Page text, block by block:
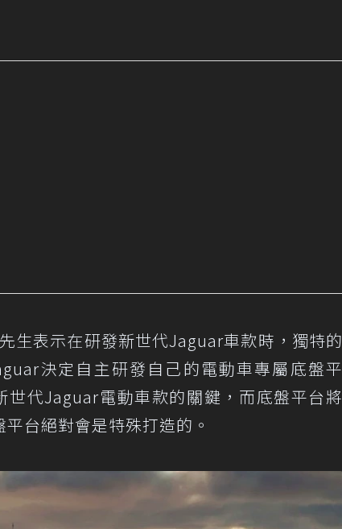
表示在研發新世代Jaguar車款時，獨特的
決定自主研發自己的電動車專屬底盤平
代Jaguar電動車款的關鍵，而底盤平台將
台絕對會是特殊打造的。